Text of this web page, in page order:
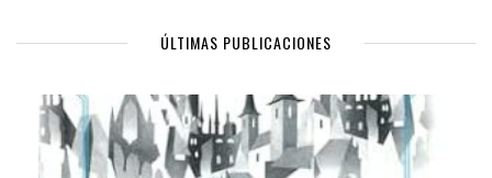
ÚLTIMAS PUBLICACIONES